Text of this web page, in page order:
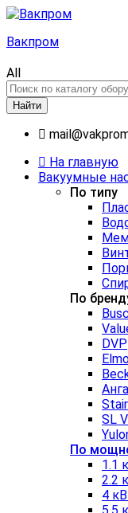
Вакпром
All
Найти
На главную
Вакуумные
По типу
По
DVP
SL
По
1.1
2.2
4